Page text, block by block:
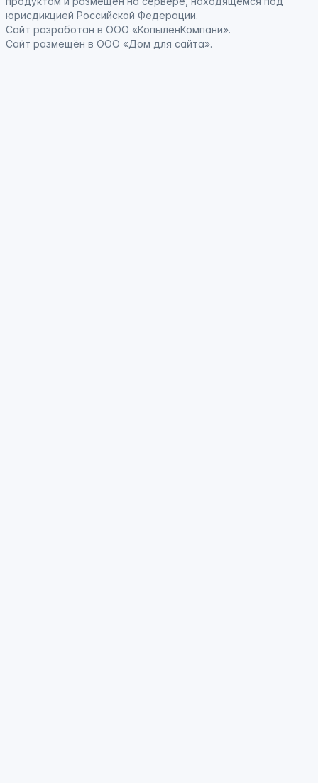
юрисдикцией Российской Федерации.
Сайт разработан в ООО «КопыленКомпани».
Сайт размещён в ООО «Дом для сайта».